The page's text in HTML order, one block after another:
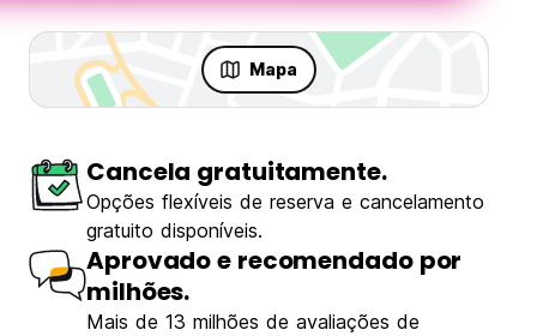
Mapa
Cancela gratuitamente.
Opções flexíveis de reserva e cancelamento
gratuito disponíveis.
Aprovado e recomendado por
milhões.
Mais de 13 milhões de avaliações de